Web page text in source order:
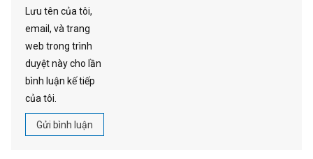
Lưu tên của tôi,
email, và trang
web trong trình
duyệt này cho lần
bình luận kế tiếp
của tôi.